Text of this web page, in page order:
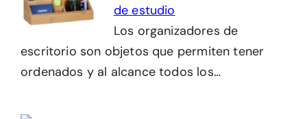
de estudio
Los organizadores de
escritorio son objetos que permiten tener
ordenados y al alcance todos los…